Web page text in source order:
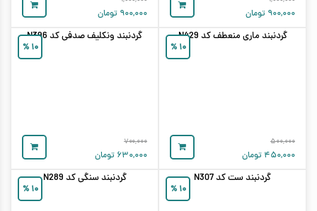
۹۰۰,۰۰۰ تومان ۹۰۰,۰۰۰ تومان
۱۰ %
گردنبند ماری منعطف کد N429
۵۰۰,۰۰۰
۴۵۰,۰۰۰ تومان
۱۰ %
گردنبند ونکلیف صدفی کد N396
۷۰۰,۰۰۰
۶۳۰,۰۰۰ تومان
۱۰ %
گردنبند ست کد N307
۱۰ %
گردنبند سنگی کد N289